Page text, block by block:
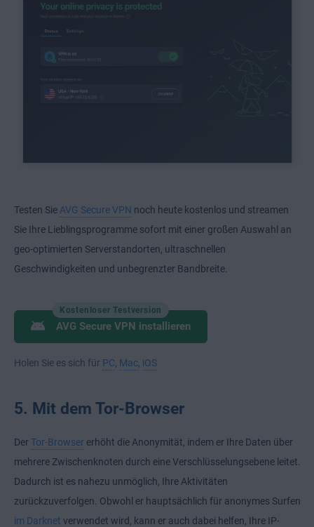
Testen Sie AVG Secure VPN noch heute kostenlos und streamen
Sie Ihre Lieblingsprogramme sofort mit einer großen Auswahl an
geo-optimierten Serverstandorten, ultraschnellen
Geschwindigkeiten und unbegrenzter Bandbreite.
Kostenloser Testversion
AVG Secure VPN installieren
Holen Sie es sich für PC Mac iOS
5. Mit dem Tor-Browser
Der Tor-Browser erhöht die Anonymität, indem er Ihre Daten über
mehrere Zwischenknoten durch eine Verschlüsselungsebene leitet.
Dadurch ist es nahezu unmöglich, Ihre Aktivitäten
zurückzuverfolgen. Obwohl er hauptsächlich für anonymes Surfen
im Darknet verwendet wird, kann er auch dabei helfen, Ihre IP-